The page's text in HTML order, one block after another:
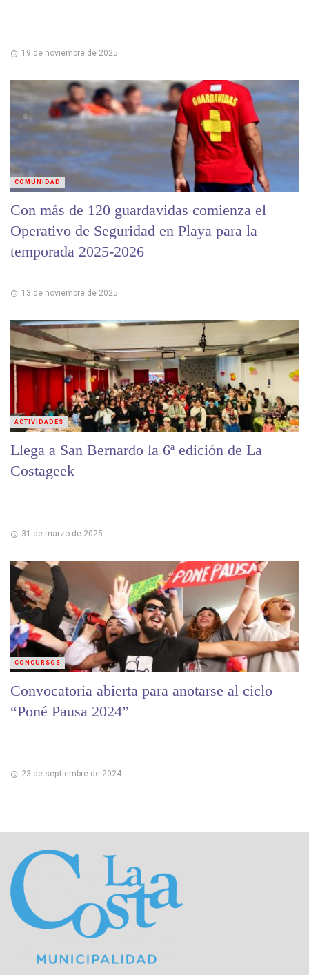
19 de noviembre de 2025
Con más de 120 guardavidas comienza el
Operativo de Seguridad en Playa para la
temporada 2025-2026
13 de noviembre de 2025
COMUNIDAD
Llega a San Bernardo la 6ª edición de La
Costageek
31 de marzo de 2025
ACTIVIDADES
Convocatoria abierta para anotarse al ciclo
“Poné Pausa 2024”
23 de septiembre de 2024
CONCURSOS